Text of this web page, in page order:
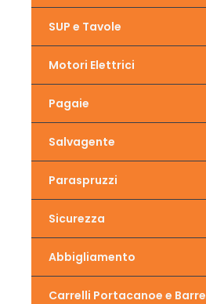
SUP e Tavole
Motori Elettrici
Pagaie
Salvagente
Paraspruzzi
Sicurezza
Abbigliamento
Carrelli Portacanoe e Barre